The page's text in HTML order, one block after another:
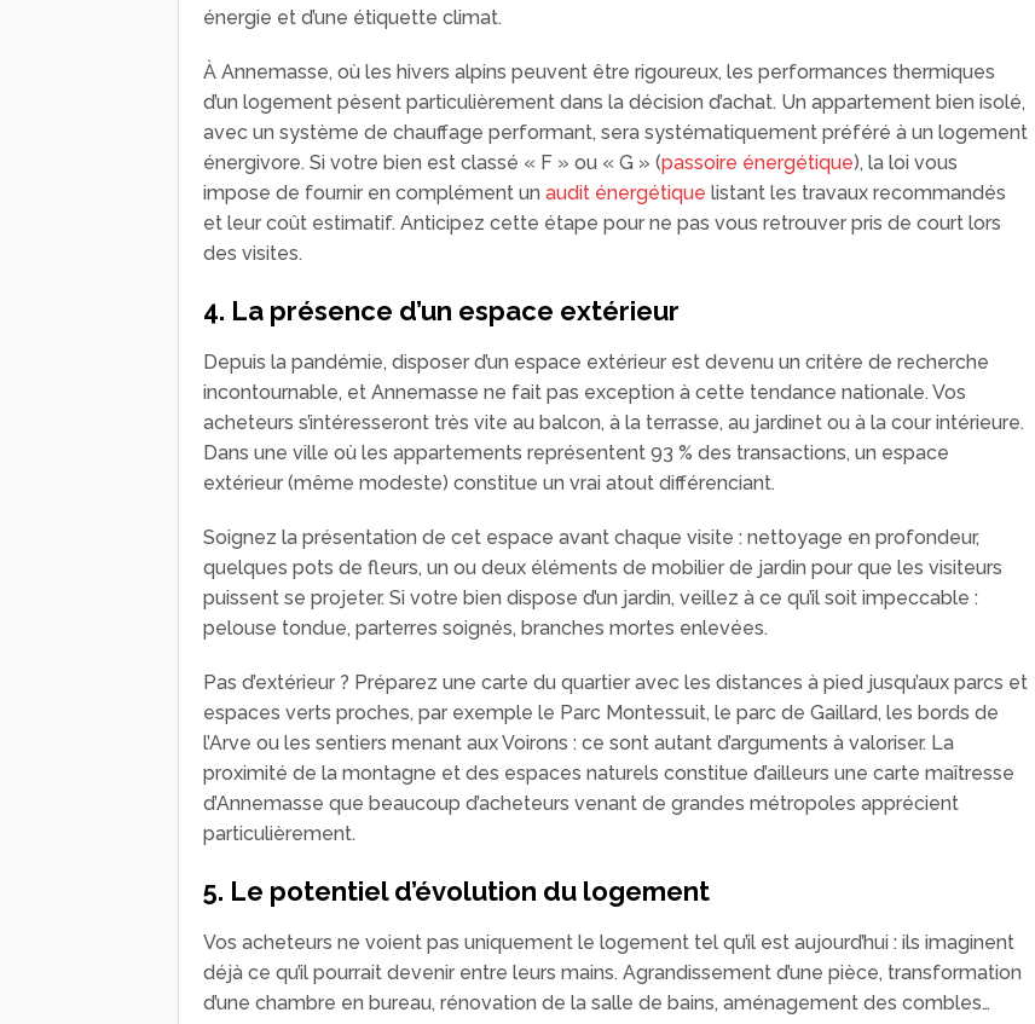
énergie et d’une étiquette climat.
À Annemasse, où les hivers alpins peuvent être rigoureux, les performances thermiques
d’un logement pèsent particulièrement dans la décision d’achat. Un appartement bien isolé,
avec un système de chauffage performant, sera systématiquement préféré à un logement
énergivore. Si votre bien est classé « F » ou « G » (passoire énergétique), la loi vous
impose de fournir en complément un audit énergétique listant les travaux recommandés
et leur coût estimatif. Anticipez cette étape pour ne pas vous retrouver pris de court lors
des visites.
4. La présence d’un espace extérieur
Depuis la pandémie, disposer d’un espace extérieur est devenu un critère de recherche
incontournable, et Annemasse ne fait pas exception à cette tendance nationale. Vos
acheteurs s’intéresseront très vite au balcon, à la terrasse, au jardinet ou à la cour intérieure.
Dans une ville où les appartements représentent 93 % des transactions, un espace
extérieur (même modeste) constitue un vrai atout différenciant.
Soignez la présentation de cet espace avant chaque visite : nettoyage en profondeur,
quelques pots de fleurs, un ou deux éléments de mobilier de jardin pour que les visiteurs
puissent se projeter. Si votre bien dispose d’un jardin, veillez à ce qu’il soit impeccable :
pelouse tondue, parterres soignés, branches mortes enlevées.
Pas d’extérieur ? Préparez une carte du quartier avec les distances à pied jusqu’aux parcs et
espaces verts proches, par exemple le Parc Montessuit, le parc de Gaillard, les bords de
l’Arve ou les sentiers menant aux Voirons : ce sont autant d’arguments à valoriser. La
proximité de la montagne et des espaces naturels constitue d’ailleurs une carte maîtresse
d’Annemasse que beaucoup d’acheteurs venant de grandes métropoles apprécient
particulièrement.
5. Le potentiel d’évolution du logement
Vos acheteurs ne voient pas uniquement le logement tel qu’il est aujourd’hui : ils imaginent
déjà ce qu’il pourrait devenir entre leurs mains. Agrandissement d’une pièce, transformation
d’une chambre en bureau, rénovation de la salle de bains, aménagement des combles…